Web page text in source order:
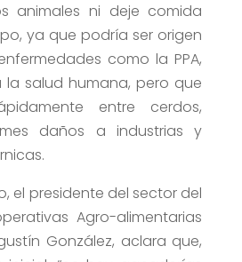
animales ni deje comida
ya que podría ser origen
como la PPA,
la salud humana, pero que
entre cerdos,
daños a industrias y
el presidente del sector del
Agro-alimentarias
González, aclara que,